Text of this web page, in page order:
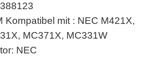
Kompatibel mit : NEC M421X,
MC371X, MC331W
NEC